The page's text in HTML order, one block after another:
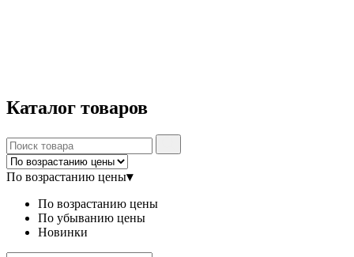
Каталог товаров
По возрастанию цены▾
По возрастанию цены
По убыванию цены
Новинки